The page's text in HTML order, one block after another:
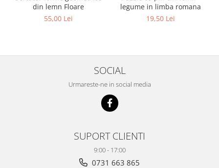
din lemn Floare
55,00 Lei
legume in limba romana
19,50 Lei
SOCIAL
Urmareste-ne in social media
SUPORT CLIENTI
9:00 - 17:00
0731 663 865